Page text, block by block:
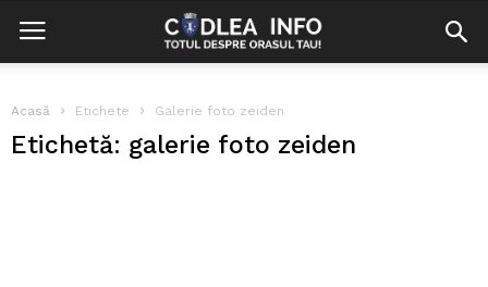
Acasă Etichete Galerie foto zeiden
Etichetă: galerie foto zeiden